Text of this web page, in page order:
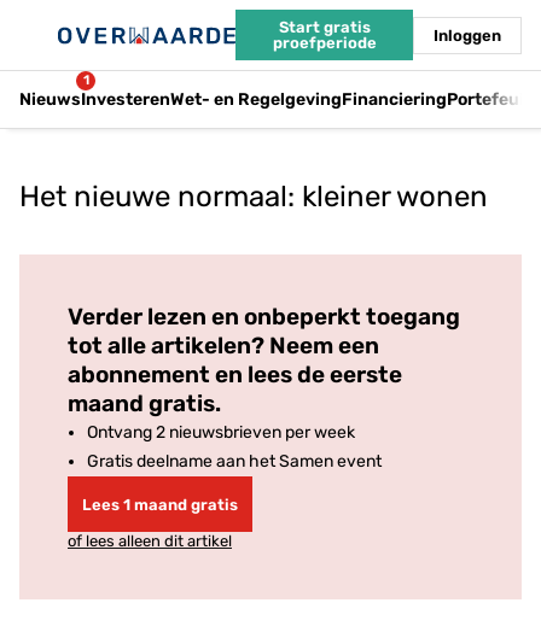
Start gratis
proefperiode
Inloggen
Nieuws
1
InvesterenWet- en RegelgevingFinanciering
Het nieuwe normaal: kleiner wonen
Verder lezen en onbeperkt toegang
tot alle artikelen? Neem een
abonnement en lees de eerste
maand gratis.
Ontvang 2 nieuwsbrieven per week
Gratis deelname aan het Samen event
Lees 1 maand gratis
of lees alleen dit artikel